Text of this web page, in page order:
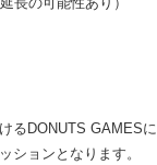
るDONUTS GAMES
ションとなります。